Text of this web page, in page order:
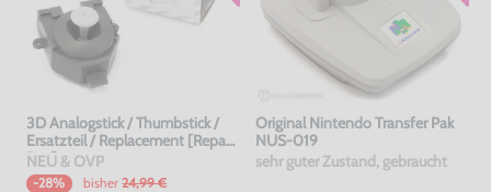
3D Analogstick / Thumbstick /
Ersatzteil / Replacement [Repair
Box]
NEU & OVP
-28% bisher 24,99 €
Original Nintendo Transfer Pak
NUS-019
sehr guter Zustand, gebraucht